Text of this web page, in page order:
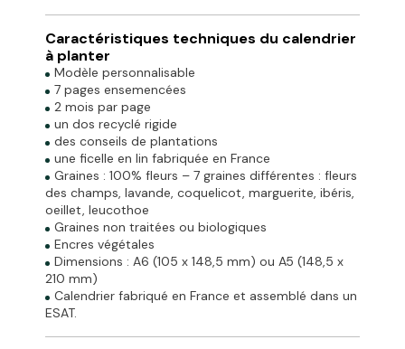
Caractéristiques techniques du calendrier
à planter
Modèle personnalisable
7 pages ensemencées
2 mois par page
un dos recyclé rigide
des conseils de plantations
une ficelle en lin fabriquée en France
Graines : 100% fleurs – 7 graines différentes : fleurs
des champs, lavande, coquelicot, marguerite, ibéris,
oeillet, leucothoe
Graines non traitées ou biologiques
Encres végétales
Dimensions : A6 (105 x 148,5 mm) ou A5 (148,5 x
210 mm)
Calendrier fabriqué en France et assemblé dans un
ESAT.